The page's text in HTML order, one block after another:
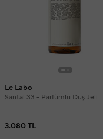
Le Labo
Santal 33 - Parfümlü Duş Jeli
3.080 TL